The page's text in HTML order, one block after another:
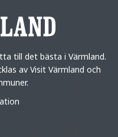
till det bästa i Värmland.
av Visit Värmland och